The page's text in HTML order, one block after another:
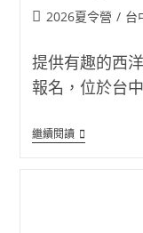
Post2026夏令營 / 台
提供有趣的西
報名，位於台
繼續閱讀2026
西